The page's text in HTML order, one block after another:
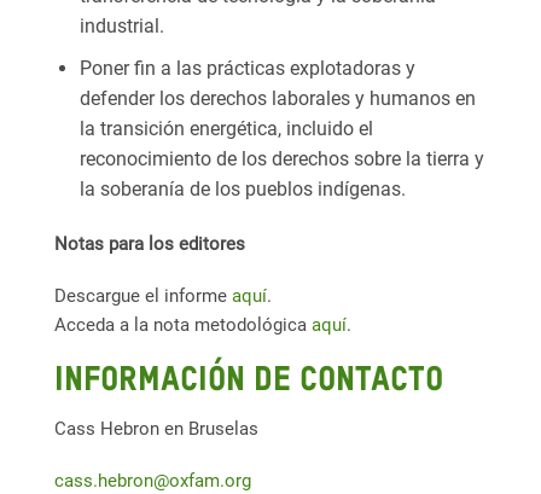
industrial.
Poner fin a las prácticas explotadoras y
defender los derechos laborales y humanos en
la transición energética, incluido el
reconocimiento de los derechos sobre la tierra y
la soberanía de los pueblos indígenas.
Notas para los editores
Descargue el informe aquí.
Acceda a la nota metodológica aquí.
Información de contacto
Cass Hebron en Bruselas
cass.hebron@oxfam.org